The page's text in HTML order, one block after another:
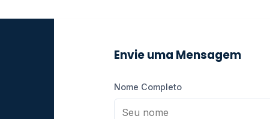
Envie uma Mensagem
Nome Completo